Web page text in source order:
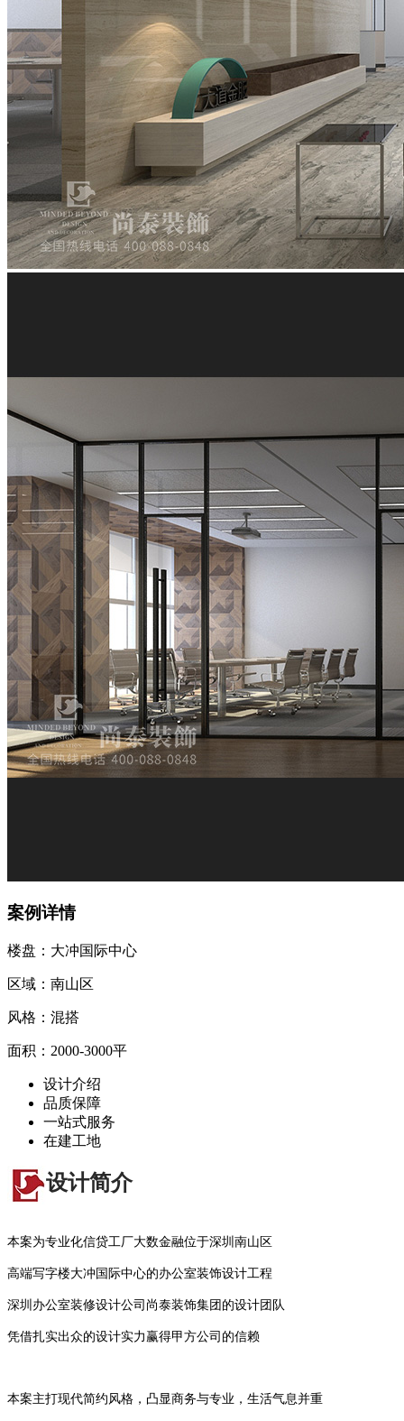
案例详情
楼盘：大冲国际中心
区域：南山区
风格：混搭
面积：2000-3000平
设计介绍
品质保障
一站式服务
在建工地
设计简介
本案为专业化信贷工厂大数金融位于深圳南山区
高端写字楼大冲国际中心的办公室装饰设计工程
深圳办公室装修设计公司尚泰装饰集团的设计团队
凭借扎实出众的设计实力赢得甲方公司的信赖
本案主打现代简约风格，凸显商务与专业，生活气息并重